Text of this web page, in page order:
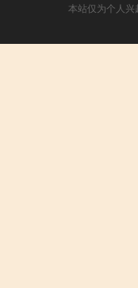
本站仅为个人